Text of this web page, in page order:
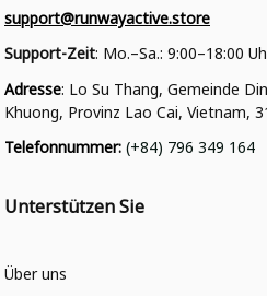
support@runwayactive.store
Support-Zeit: Mo.–Sa.: 9:00–18:00
Adresse: Lo Su Thang, Gemeinde
Khuong, Provinz Lao Cai, Vietnam,
Telefonnummer: (+84) 796 349 164
Unterstützen Sie
Über uns